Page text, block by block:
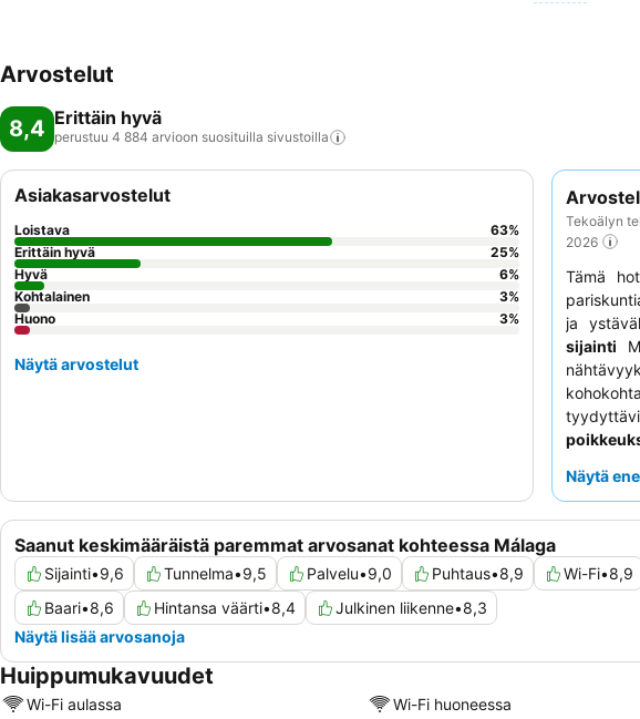
Arvostelut
8,4 Erittäin hyvä
perustuu 4 884 arvioon suosituilla sivustoilla
Tekoälyn
2026
Tämä
ja
sijainti
Näytä
Saanut keskimääräistä paremmat arvosanat kohteessa Málaga
Sijainti•9,6 Tunnelma•9,5 Palvelu•9,0 Puhtaus•8,9 Wi-Fi•8,9
Baari•8,6 Hintansa väärti•8,4 Julkinen liikenne•8,3
Näytä lisää arvosanoja
Asiakasarvostelut
Loistava 63%
Erittäin hyvä
25%
Hyvä
6%
Kohtalainen
3%
Huono
3%
Näytä arvostelut
Huippumukavuudet
Wi-Fi aulassa Wi-Fi huoneessa